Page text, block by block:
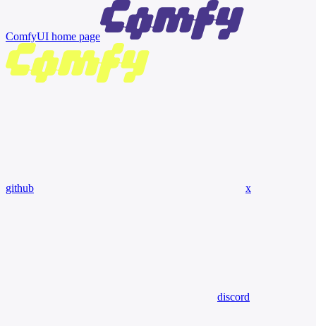
ComfyUI home page
github x
discord